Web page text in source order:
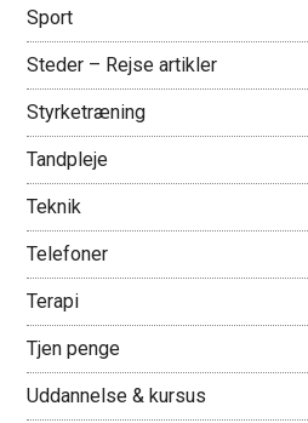
Sport
Steder – Rejse artikler
Styrketræning
Tandpleje
Teknik
Telefoner
Terapi
Tjen penge
Uddannelse & kursus